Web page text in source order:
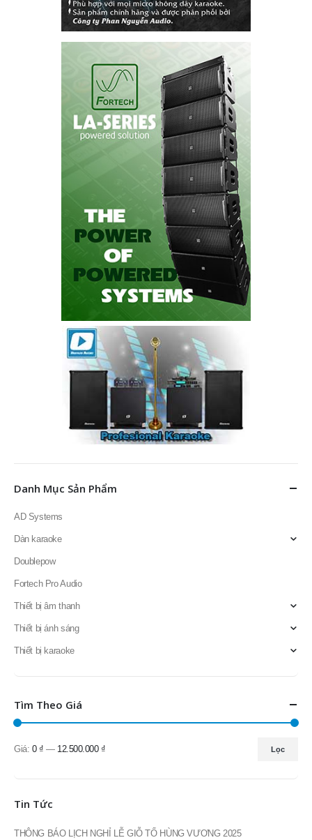
Danh Mục Sản Phẩm
AD Systems
Dàn karaoke
Doublepow
Fortech Pro Audio
Thiết bị âm thanh
Thiết bị ánh sáng
Thiết bị karaoke
Tìm Theo Giá
Lọc
Giá: 0 ₫ — 12.500.000 ₫
Tin Tức
THÔNG BÁO LỊCH NGHỈ LỄ GIỖ TỔ HÙNG VƯƠNG 2025